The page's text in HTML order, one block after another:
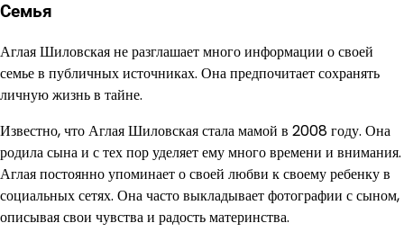
Семья
Аглая Шиловская не разглашает много информации о своей
семье в публичных источниках. Она предпочитает сохранять
личную жизнь в тайне.
Известно, что Аглая Шиловская стала мамой в 2008 году. Она
родила сына и с тех пор уделяет ему много времени и внимания.
Аглая постоянно упоминает о своей любви к своему ребенку в
социальных сетях. Она часто выкладывает фотографии с сыном,
описывая свои чувства и радость материнства.